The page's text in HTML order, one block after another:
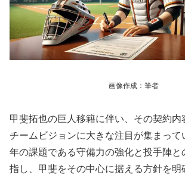
画像作成：筆者
甲斐拓也の巨人移籍に伴い、その契約内
チームビジョンに大きな注目が集まって
年の課題である守備力の強化と投手陣と
指し、甲斐をその中心に据える方針を明